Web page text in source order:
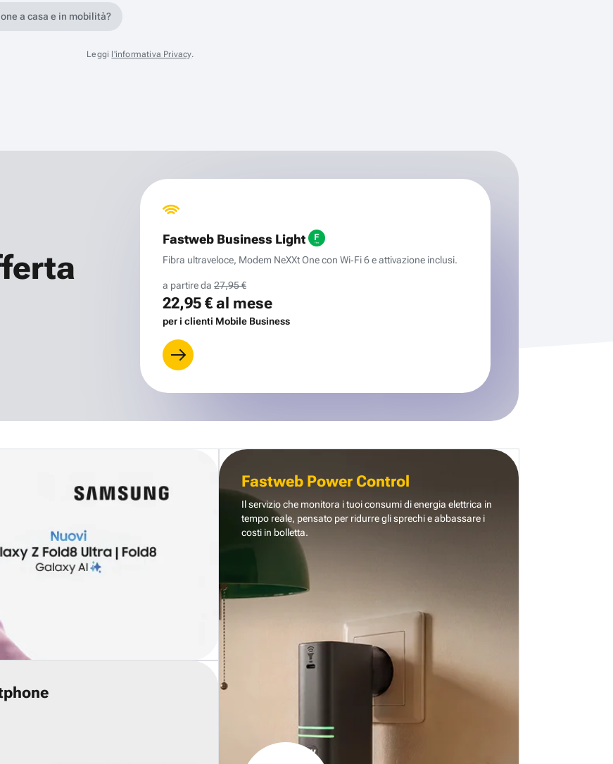
a casa e in mobilità?
Leggi l'informativa Privacy.
Fastweb Business Light
Fibra ultraveloce, Modem NeXXt One con Wi‑Fi 6 e attivazione inclusi.
a partire da 27,95 €
22,95 €al mese
per i clienti Mobile Business
Fastweb Power Control
Il servizio che monitora i tuoi consumi di energia elettrica in
tempo reale, pensato per ridurre gli sprechi e abbassare i
costi in bolletta.